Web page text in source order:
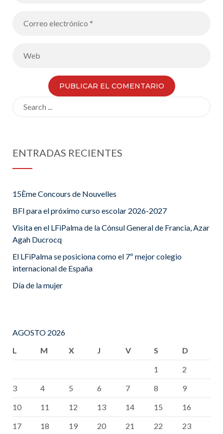
ENTRADAS RECIENTES
15Ème Concours de Nouvelles
BFI para el próximo curso escolar 2026-2027
Visita en el LFiPalma de la Cónsul General de Francia, Azar
Agah Ducrocq
El LFiPalma se posiciona como el 7º mejor colegio
internacional de España
Día de la mujer
AGOSTO 2026
L
M X J V S
D
1
2
3
4 5 6 7 8
9
10
11 12 13 14 15
16
17
18 19 20 21 22 23